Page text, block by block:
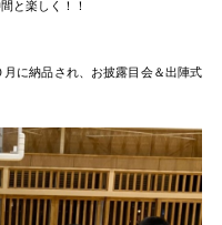
と楽しく！！
に納品され、お披露目会＆出陣式